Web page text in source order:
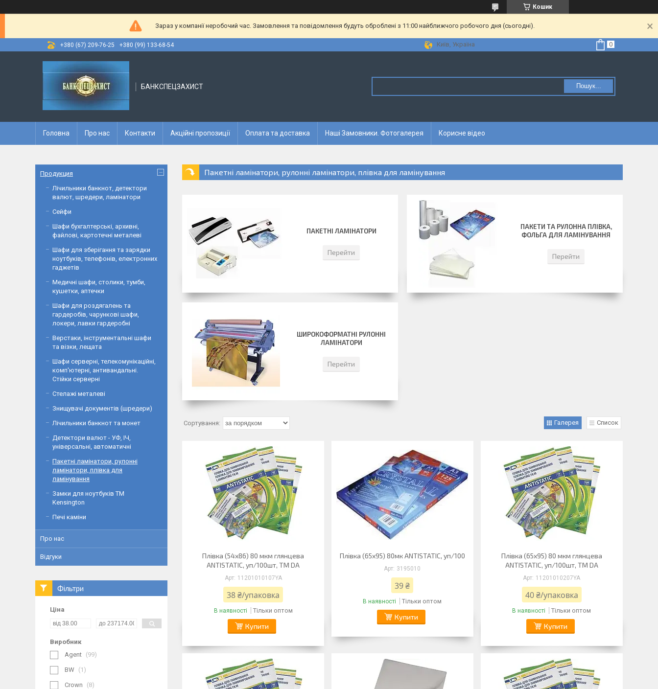
Кошик
Зараз у компанії неробочий час. Замовлення та повідомлення будуть оброблені з 11:00 найближчого робочого дня (сьогодні).
+380 (67) 209-76-25 +380 (99) 133-68-54 Київ, Україна
БАНКСПЕЦЗАХИСТ Пошук...
Головна Про нас Контакти Акційні пропозиції Оплата та доставка Наші Замовники. Фотогалерея Корисне відео
Пакетні ламінатори, рулонні ламінатори, плівка для ламінування
ПАКЕТНІ ЛАМІНАТОРИ
Перейти
ПАКЕТИ ТА РУЛОННА ПЛІВКА,
ФОЛЬГА ДЛЯ ЛАМІНУВАННЯ
Перейти
ШИРОКОФОРМАТНІ РУЛОННІ
ЛАМІНАТОРИ
Перейти
Галерея Список
Плівка (54х86) 80 мкм глянцева
ANTISTATIC, уп/100шт, ТМ DA
11201010107YA
38 ₴/упаковка
В наявності Тільки оптом
Купити
Плівка (65х95) 80мк ANTISTATIC, уп/100
3195010
39 ₴
В наявності Тільки оптом
Купити
Плівка (65х95) 80 мкм глянцева
ANTISTATIC, уп/100шт, ТМ DA
11201010207YA
40 ₴/упаковка
В наявності Тільки оптом
Купити
Продукция
Лічильники банкнот, детектори
валют, шредери, ламінатори
Сейфи
Шафи бухгалтерські, архивні,
файлові, картотечні металеві
Шафи для зберігання та зарядки
ноутбуків, телефонів, електронних
гаджетів
Медичні шафи, столики, тумби,
кушетки, аптечки
Шафи для роздягалень та
гардеробів, чарункові шафи,
локери, лавки гардеробні
Верстаки, інструментальні шафи
та візки, лещата
Шафи серверні, телекомунікаційні,
комп'ютерні, антивандальні.
Стійки серверні
Стелажі металеві
Знищувачі документів (шредери)
Лічильники банкнот та монет
Детектори валют - УФ, ІЧ,
універсальні, автоматичні
Пакетні ламінатори, рулонні
ламінатори, плівка для
ламінування
Замки для ноутбуків ТМ
Kensington
Печі каміни
Про нас
Відгуки
Фільтри
Ціна
Виробник
Agent
99
BW 1
Crown 8